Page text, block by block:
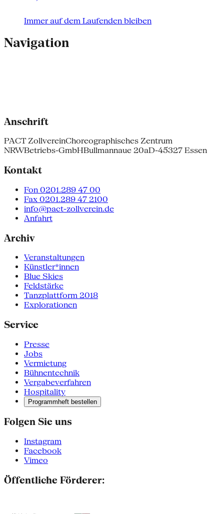
Immer auf dem Laufenden bleiben
Navigation
Anschrift
PACT ZollvereinChoreographisches Zentrum
NRWBetriebs-GmbHBullmannaue 20aD-45327 Essen
Kontakt
Fon 0201.289 47 00
Fax 0201.289 47 2100
info@pact-zollverein.de
Anfahrt
Archiv
Veranstaltungen
Künstler*innen
Blue Skies
Feldstärke
Tanzplattform 2018
Explorationen
Service
Presse
Jobs
Vermietung
Bühnentechnik
Vergabeverfahren
Hospitality
Programmheft bestellen
Folgen Sie uns
Instagram
Facebook
Vimeo
Öffentliche Förderer: